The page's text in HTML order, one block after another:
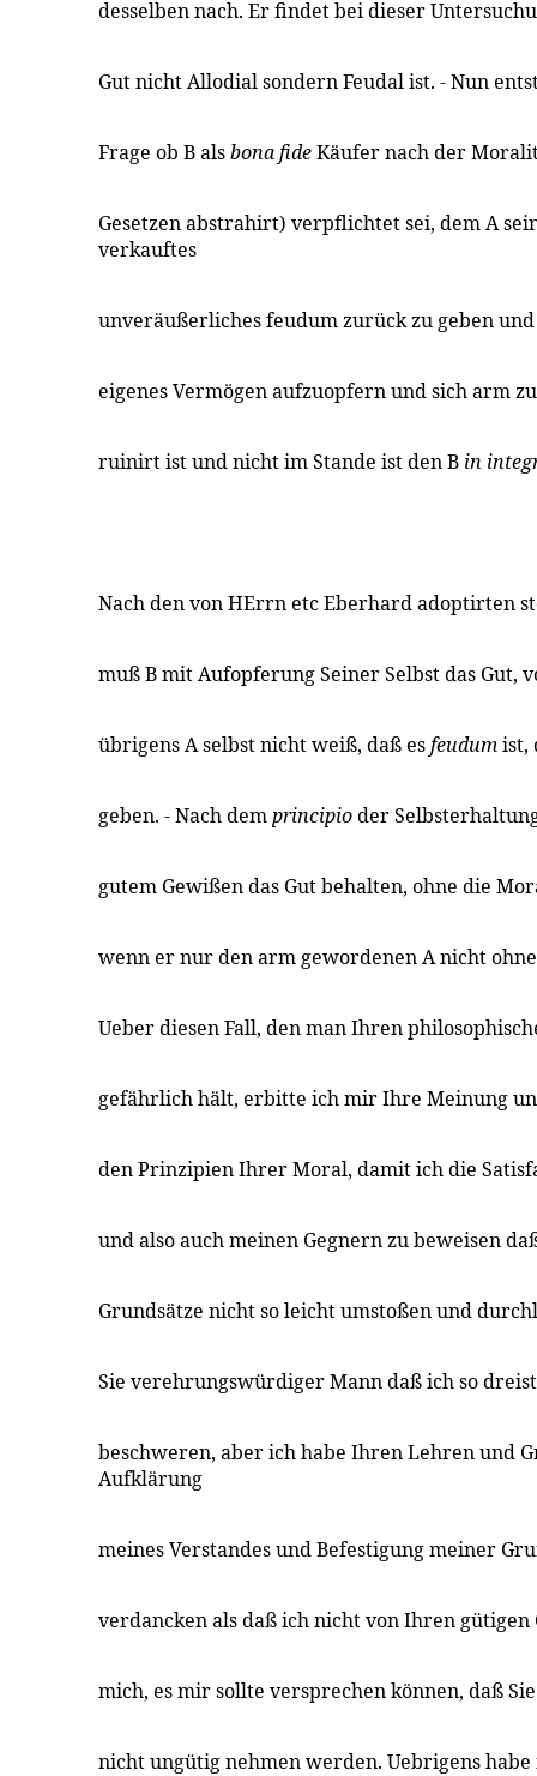
desselben nach. Er findet bei dieser
Gut nicht Allodial sondern Feudal ist. - Nun
Frage ob B alsbona fideKäufer nach der
Gesetzen abstrahirt) verpflichtet sei, dem A
verkauftes
unveräußerliches feudum zurück zu geben
eigenes Vermögen aufzuopfern und sich arm
ruinirt ist und nicht im Stande ist den B in
Nach den von HErrn etc Eberhard adoptirten
muß B mit Aufopferung Seiner Selbst das Gut,
übrigens A selbst nicht weiß, daß esfeudumist,
geben. - Nach demprincipioder
gutem Gewißen das Gut behalten, ohne die
wenn er nur den arm gewordenen A nicht
Ueber diesen Fall, den man Ihren
gefährlich hält, erbitte ich mir Ihre Meinung
den Prinzipien Ihrer Moral, damit ich die
und also auch meinen Gegnern zu beweisen
Grundsätze nicht so leicht umstoßen und
Sie verehrungswürdiger Mann daß ich so
beschweren, aber ich habe Ihren Lehren und
Aufklärung
meines Verstandes und Befestigung meiner
verdancken als daß ich nicht von Ihren gütigen
mich, es mir sollte versprechen können, daß
nicht ungütig nehmen werden. Uebrigens